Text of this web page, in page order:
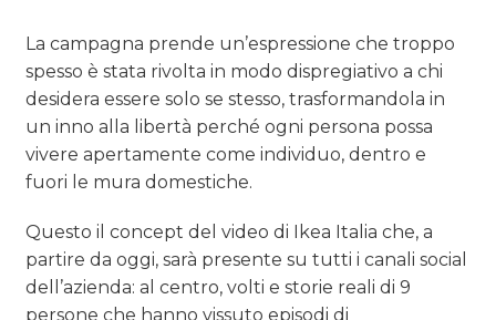
La campagna prende un’espressione che troppo
spesso è stata rivolta in modo dispregiativo a chi
desidera essere solo se stesso, trasformandola in
un inno alla libertà perché ogni persona possa
vivere apertamente come individuo, dentro e
fuori le mura domestiche.
Questo il concept del video di Ikea Italia che, a
partire da oggi, sarà presente su tutti i canali social
dell’azienda: al centro, volti e storie reali di 9
persone che hanno vissuto episodi di